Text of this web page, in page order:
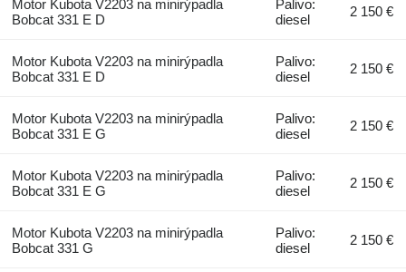
Motor Kubota V2203 na minirýpadla
Bobcat 331 E D
Palivo:
diesel
2 150 €
Motor Kubota V2203 na minirýpadla
Bobcat 331 E D
Palivo:
diesel
2 150 €
Motor Kubota V2203 na minirýpadla
Bobcat 331 E G
Palivo:
diesel
2 150 €
Motor Kubota V2203 na minirýpadla
Bobcat 331 E G
Palivo:
diesel
2 150 €
Motor Kubota V2203 na minirýpadla
Bobcat 331 G
Palivo:
diesel
2 150 €